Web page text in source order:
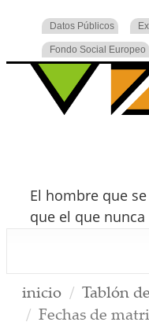
Datos Públicos
Fondo Social Europeo
El hombre que
que el que
inicio
Tablón
Fechas de